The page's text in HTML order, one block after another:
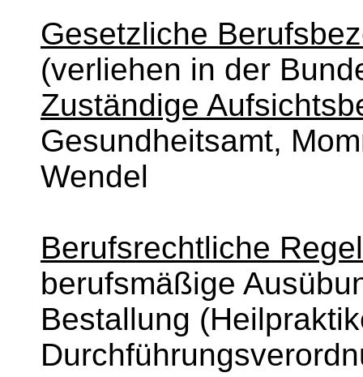
Gesetzliche
(verliehen in der
Zuständige
Gesundheitsamt,
Wendel
Berufsrechtliche
berufsmäßige
Bestallung